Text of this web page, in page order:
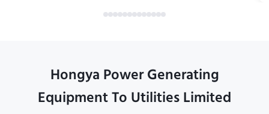
Hongya Power Generating
Equipment To Utilities Limited